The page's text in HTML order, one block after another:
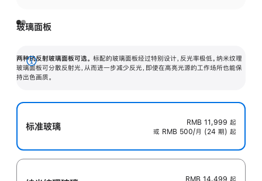
玻璃面板
两种抗反射玻璃面板可选。 标配的玻璃面板经过特别设计，反光率极低。纳米纹理
玻璃面板可分散反射光，从而进一步减少反光，即使在高亮光源的工作场所也能保
持出色画质。
展
开
标准玻璃 RMB 11,999 起
或 RMB 500/月 (24 期) 起
RMB 14,499 起